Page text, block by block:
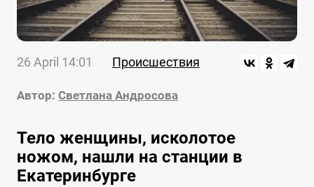
26 April 14:01 Происшествия
Автор: Светлана Андросова
Тело женщины, исколотое
ножом, нашли на станции в
Екатеринбурге